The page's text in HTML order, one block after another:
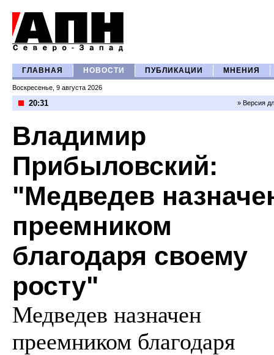
ГЛАВНАЯ НОВОСТИ ПУБЛИКАЦИИ МНЕНИЯ
Воскресенье, 9 августа 2026
20:31 » Версия
Владимир
Прибыловский:
"Медведев
преемником
благодаря своему
росту"
Медведев назначен
преемником благодаря